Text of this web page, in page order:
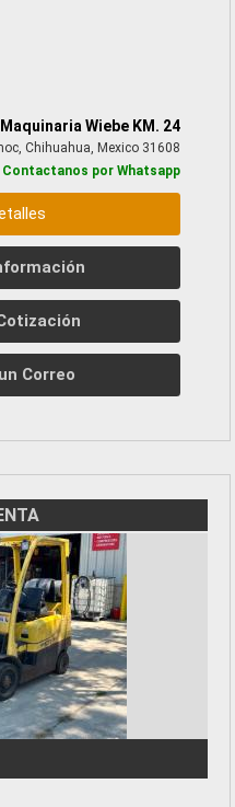
Maquinaria Wiebe KM. 24
Chihuahua, Mexico 31608
por Whatsapp
Correo